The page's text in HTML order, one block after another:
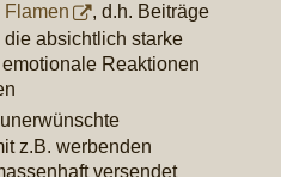
Flamen
, d.h. Beiträge
absichtlich starke
Reaktionen
z.B. werbenden
versendet